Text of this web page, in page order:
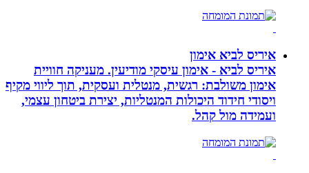
איריס לביא אימון
איריס לביא - אימון עיסקי מודיעין. מעניקה חוויית
אימון משולבת: רגשית, מנטלית ועסקית, תוך ליווי מקיף
ויסודי חידוד היכולות המנטליות, יצירת ביטחון עצמי,
ועמידה מול קהל.